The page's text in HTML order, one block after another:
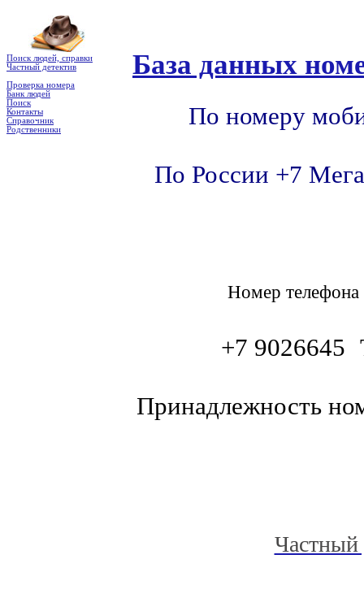
Поиск людей, справки
Частный детектив
Проверка номера
Банк людей
Поиск
Контакты
Справочник
Родственники
База данных
По номеру
По России +7
Номер
+7 9026645
Принадлежность
Частный